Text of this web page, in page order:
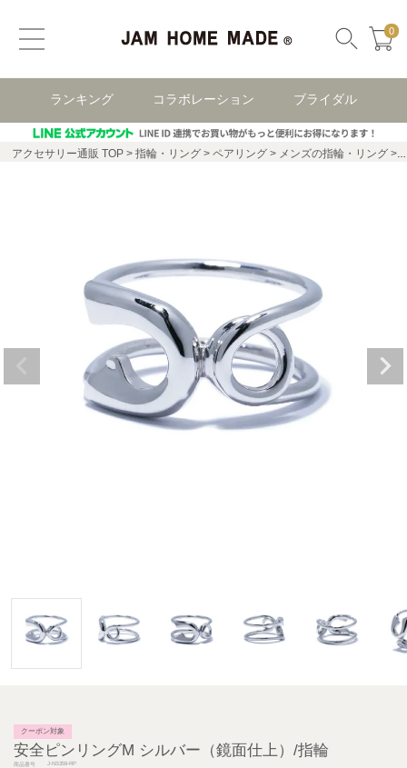
0
ランキング コラボレーション ブライダル
アクセサリー通販 TOP 指輪・リング ペアリング メンズの指輪・リング
クーポン対象
安全ピンリングM シルバー（鏡面仕上）/指輪
商品番号 J-NS359-RP